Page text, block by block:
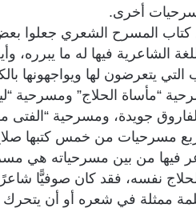
أخرى.
كتاب المسرح الشعري جعلوا
الشاعرية فيها له ما يبرره،
يتعرضون لها ويواجهونها
“مأساة الحلاج” ومسرحية
جويدة، ومسرحية “الفتى
مسرحيات من خمس كتبها
فيها من بين مسرحياته هي
نفسه، فقد كان صوفيًّا
ممثلة في شعره أو أن يتحرك